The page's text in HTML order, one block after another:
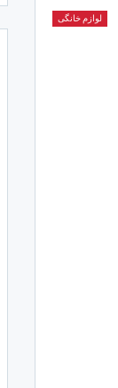
لوازم خانگی